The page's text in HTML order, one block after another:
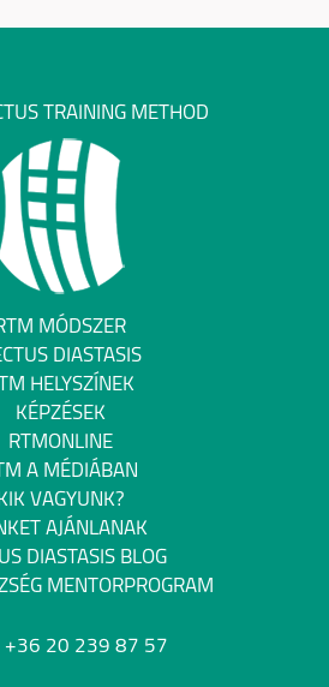
TRAINING METHOD
MÓDSZER
DIASTASIS
HELYSZÍNEK
KÉPZÉSEK
RTMONLINE
A MÉDIÁBAN
KIK VAGYUNK?
AJÁNLANAK
DIASTASIS BLOG
MENTORPROGRAM
+36 20 239 87 57